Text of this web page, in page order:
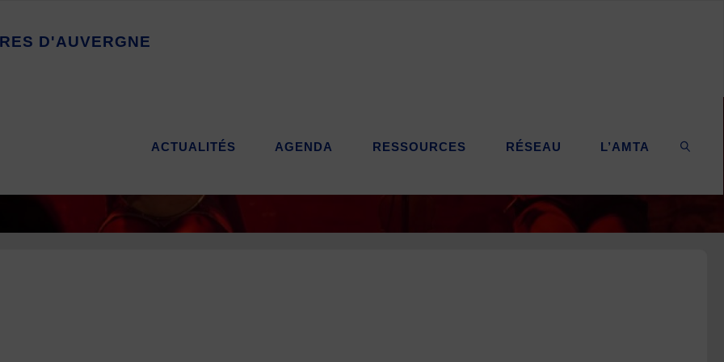
RES D'AUVERGNE
ACTUALITÉS AGENDA RESSOURCES RÉSEAU L’AMTA